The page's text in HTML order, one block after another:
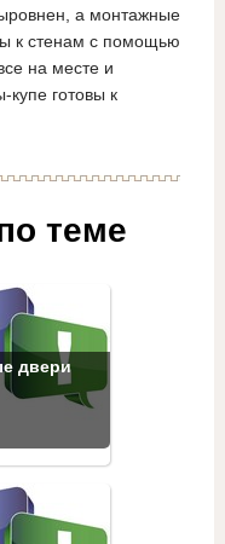
а монтажные
к стенам с помощью
на месте и
готовы к
теме
двери